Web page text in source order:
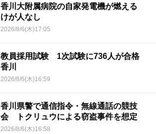
香川大附属病院の自家発電機が燃える
けが人なし
2026/8/6(木)17:05
教員採用試験 1次試験に736人が合格
香川
2026/8/6(木)16:59
香川県警で通信指令・無線通話の競技
会 トクリュウによる窃盗事件を想定
2026/8/6(木)16:58